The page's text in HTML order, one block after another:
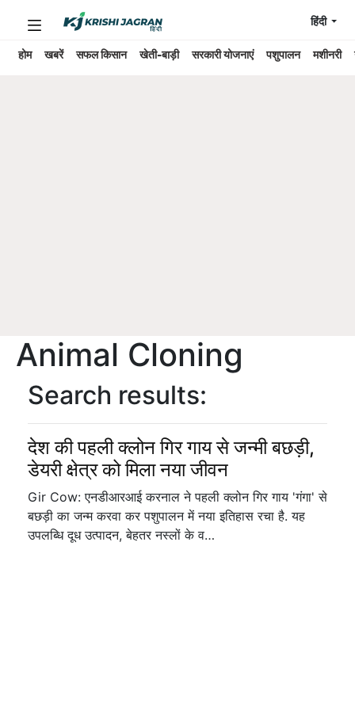
होम खबरें सफल किसान खेती-बाड़ी सरकारी योजनाएं पशुपालन मशीनरी
हिंदी
Animal Cloning
Search results:
देश की पहली क्लोन गिर गाय से जन्मी बछड़ी,
डेयरी क्षेत्र को मिला नया जीवन
Gir Cow: एनडीआरआई करनाल ने पहली क्लोन गिर गाय 'गंगा' से
बछड़ी का जन्म करवा कर पशुपालन में नया इतिहास रचा है. यह
उपलब्धि दूध उत्पादन, बेहतर नस्लों के व…